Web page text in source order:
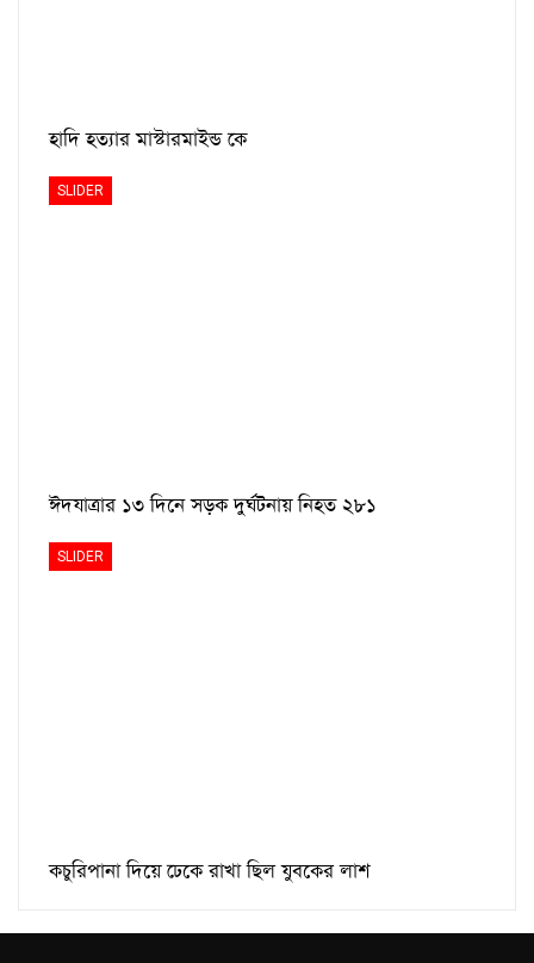
হাদি হত্যার মাস্টারমাইন্ড কে
SLIDER
ঈদযাত্রার ১৩ দিনে সড়ক দুর্ঘটনায় নিহত ২৮১
SLIDER
কচুরিপানা দিয়ে ঢেকে রাখা ছিল যুবকের লাশ